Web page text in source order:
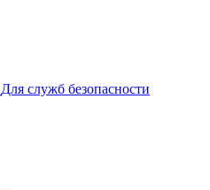
Для служб безопасности